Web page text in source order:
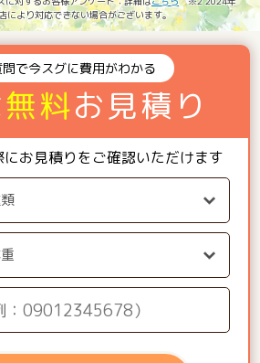
より対応できない場合がございます。
で今スグに費用がわかる
無料お見積り
お見積りをご確認いただけます